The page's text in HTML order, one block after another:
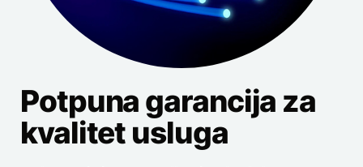
Potpuna garancija za
kvalitet usluga